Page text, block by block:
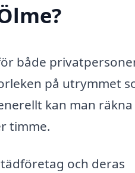
både
på utrymmet
kan man räkna
timme.
och deras